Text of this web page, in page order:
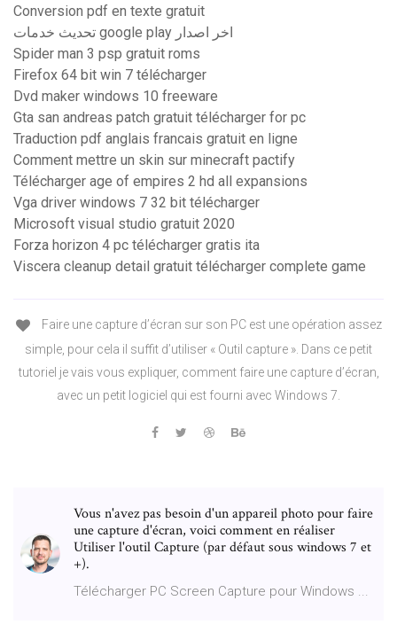
Conversion pdf en texte gratuit
تحديث خدمات google play اخر اصدار
Spider man 3 psp gratuit roms
Firefox 64 bit win 7 télécharger
Dvd maker windows 10 freeware
Gta san andreas patch gratuit télécharger for pc
Traduction pdf anglais francais gratuit en ligne
Comment mettre un skin sur minecraft pactify
Télécharger age of empires 2 hd all expansions
Vga driver windows 7 32 bit télécharger
Microsoft visual studio gratuit 2020
Forza horizon 4 pc télécharger gratis ita
Viscera cleanup detail gratuit télécharger complete game
Faire une capture d’écran sur son PC est une opération assez
simple, pour cela il suffit d’utiliser « Outil capture ». Dans ce petit
tutoriel je vais vous expliquer, comment faire une capture d’écran,
avec un petit logiciel qui est fourni avec Windows 7.
Vous n'avez pas besoin d'un appareil photo pour faire
une capture d'écran, voici comment en réaliser
Utiliser l'outil Capture (par défaut sous windows 7 et
+).
Télécharger PC Screen Capture pour Windows ...